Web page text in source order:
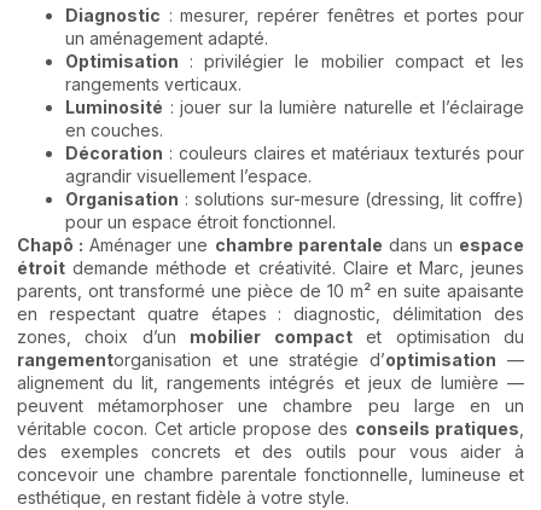
Diagnostic : mesurer, repérer fenêtres et portes pour
un aménagement adapté.
Optimisation : privilégier le mobilier compact et les
rangements verticaux.
Luminosité : jouer sur la lumière naturelle et l’éclairage
en couches.
Décoration : couleurs claires et matériaux texturés pour
agrandir visuellement l’espace.
Organisation : solutions sur-mesure (dressing, lit coffre)
pour un espace étroit fonctionnel.
Chapô : Aménager une chambre parentale dans un espace
étroit demande méthode et créativité. Claire et Marc, jeunes
parents, ont transformé une pièce de 10 m² en suite apaisante
en respectant quatre étapes : diagnostic, délimitation des
zones, choix d’un mobilier compactet optimisation du
rangementorganisation et une stratégie d’optimisation —
alignement du lit, rangements intégrés et jeux de lumière —
peuvent métamorphoser une chambre peu large en un
véritable cocon. Cet article propose des conseils pratiques
des exemples concrets et des outils pour vous aider à
concevoir une chambre parentale fonctionnelle, lumineuse et
esthétique, en restant fidèle à votre style.